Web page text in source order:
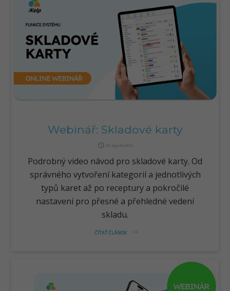
Webinář: Skladové karty
query_builder 03. augusta 2026
Podrobný video návod pro skladové karty. Od
správného vytvoření kategorií a jednotlivých
typů karet až po receptury a pokročilé
nastavení pro přesné a přehledné vedení
skladu.
arrow_right_alt
ČÍTAŤ ČLÁNOK